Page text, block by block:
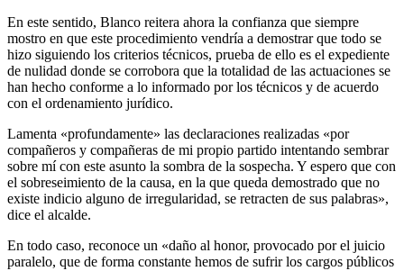
En este sentido, Blanco reitera ahora la confianza que siempre
mostro en que este procedimiento vendría a demostrar que todo se
hizo siguiendo los criterios técnicos, prueba de ello es el expediente
de nulidad donde se corrobora que la totalidad de las actuaciones se
han hecho conforme a lo informado por los técnicos y de acuerdo
con el ordenamiento jurídico.
Lamenta «profundamente» las declaraciones realizadas «por
compañeros y compañeras de mi propio partido intentando sembrar
sobre mí con este asunto la sombra de la sospecha. Y espero que con
el sobreseimiento de la causa, en la que queda demostrado que no
existe indicio alguno de irregularidad, se retracten de sus palabras»,
dice el alcalde.
En todo caso, reconoce un «daño al honor, provocado por el juicio
paralelo, que de forma constante hemos de sufrir los cargos públicos